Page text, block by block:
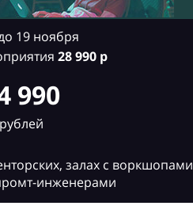
19 ноября
28990 р
990
рублей
залах с воркшопами
инженерами